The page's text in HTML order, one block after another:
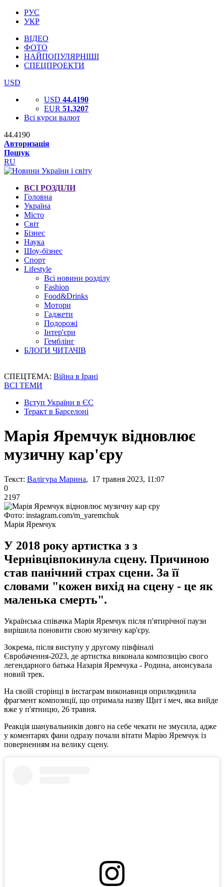
РУС
УКР
ВІДЕО
ФОТО
НАЙПОПУЛЯРНІШІ
СПЕЦПРОЕКТИ
USD
USD 44.4190
EUR 51.3207
Всі курси валют
44.4190
Авторизація
Пошук
RU
ВСІ РОЗДІЛИ
Головна
Україна
Місто
Світ
Бізнес
Наука
Шоу-бізнес
Спорт
Lifestyle
Всі новини розділу
Fashion
Food&Drinks
Мотори
Гаджети
Подорожі
Інтер'єри
Гемблінг
БЛОГИ ЧИТАЧІВ
СПЕЦТЕМА: Війна в Ірані
ВСІ ТЕМИ
Вступ України в ЄС
Теракт в Барселоні
Марія Яремчук відновлює
музичну кар'єру
Текст: Валігура Марина, 17 травня 2023, 11:07
0
2197
Фото: instagram.com/m_yaremchuk
Марія Яремчук
У 2018 року артистка з з
Чернівцівпокинула сцену. Причиною
став панічний страх сцени. За її
словами "кожен вихід на сцену - це як
маленька смерть".
Українська співачка Марія Яремчук після п'ятирічної паузи
вирішила поновити свою музичну кар'єру.
Зокрема, після виступу у другому півфіналі
Євробачення-2023, де артистка виконала композицію свого
легендарного батька Назарія Яремчука - Родина, анонсувала
новий трек.
На своїй сторінці в інстаграм виконавиця оприлюднила
фрагмент композиції, що отримала назву Щит і меч, яка вийде
вже у п'ятницю, 26 травня.
Реакція шанувальників довго на себе чекати не змусила, адже
у коментарях фани одразу почали вітати Марію Яремчук із
поверненням на велику сцену.